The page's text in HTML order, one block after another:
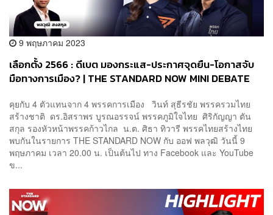
9 พฤษภาคม 2023
เลือกตั้ง 2566 : ดีเบต มองกระแส-ประกาศจุดยืน-โอกาสจับ
มือทางการเมือง? | THE STANDARD NOW MINI DEBATE
คุยกับ 4 ตัวแทนจาก 4 พรรคการเมือง วินท์ สุธีรชัย พรรครวมไทย
สร้างชาติ ดร.อิสราพร บูรณอรรจน์ พรรคภูมิใจไทย ศิริกัญญา ตัน
สกุล รองหัวหน้าพรรคก้าวไกล น.ต. ศิธา ทิวารี พรรคไทยสร้างไทย
พบกันในรายการ THE STANDARD NOW กับ ออฟ พลวุฒิ วันนี้ 9
พฤษภาคม เวลา 20.00 น. เป็นต้นไป ทาง Facebook และ YouTube
ข...